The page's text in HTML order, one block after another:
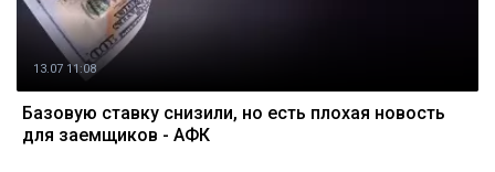
13.07 11:08
Базовую ставку снизили, но есть плохая новость
для заемщиков - АФК